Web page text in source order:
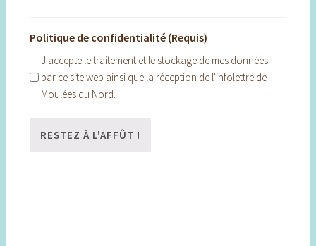
Politique de confidentialité (Requis)
J'accepte le traitement et le stockage de mes données
par ce site web ainsi que la réception de l'infolettre de
Moulées du Nord.